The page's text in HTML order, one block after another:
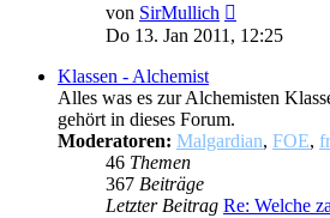
von SirMullich
Beitrag
Do 13. Jan 2011, 12:25
Klassen - Alchemist
Alles was es zur Alchemisten
gehört in dieses Forum.
Moderatoren: Malgardian, FOE,
46 Themen
367 Beiträge
Letzter Beitrag Re: Welche